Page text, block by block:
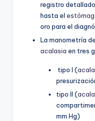
registro
hasta el
oro para el
La manometría
acalasia en tres
tipo I (
tipo II (
mm Hg)